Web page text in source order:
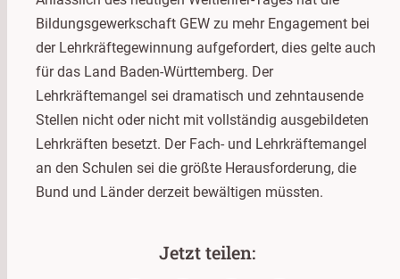
Bildungsgewerkschaft GEW zu mehr Engagement bei
der Lehrkräftegewinnung aufgefordert, dies gelte auch
für das Land Baden-Württemberg. Der
Lehrkräftemangel sei dramatisch und zehntausende
Stellen nicht oder nicht mit vollständig ausgebildeten
Lehrkräften besetzt. Der Fach- und Lehrkräftemangel
an den Schulen sei die größte Herausforderung, die
Bund und Länder derzeit bewältigen müssten.